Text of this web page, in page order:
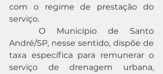
com o regime de prestação do
serviço.
André/SP, nesse sentido, dispõe de
taxa específica para remunerar o
serviço de drenagem urbana,